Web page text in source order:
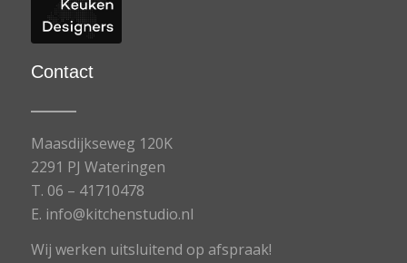
Contact
Maasdijkseweg 120K
2291 PJ Wateringen
T. 06 – 41710478
E. info@kitchenstudio.nl
Wij werken uitsluitend op afspraak!